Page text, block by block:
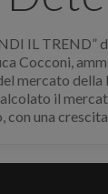
IL
Cocconi,
mercato
il
con una